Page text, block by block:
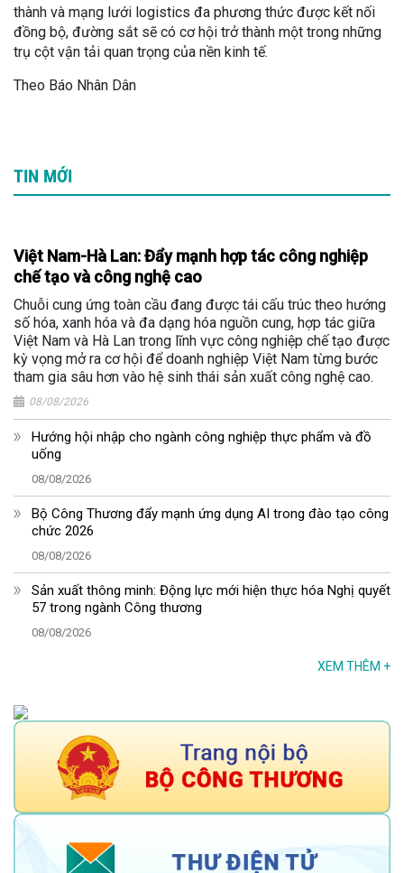
thành và mạng lưới logistics đa phương thức được kết nối
đồng bộ, đường sắt sẽ có cơ hội trở thành một trong những
trụ cột vận tải quan trọng của nền kinh tế.
Theo Báo Nhân Dân
TIN MỚI
Việt Nam-Hà Lan: Đẩy mạnh hợp tác công nghiệp
chế tạo và công nghệ cao
Chuỗi cung ứng toàn cầu đang được tái cấu trúc theo hướng
số hóa, xanh hóa và đa dạng hóa nguồn cung, hợp tác giữa
Việt Nam và Hà Lan trong lĩnh vực công nghiệp chế tạo được
kỳ vọng mở ra cơ hội để doanh nghiệp Việt Nam từng bước
tham gia sâu hơn vào hệ sinh thái sản xuất công nghệ cao.
08/08/2026
Hướng hội nhập cho ngành công nghiệp thực phẩm và đồ
uống
08/08/2026
Bộ Công Thương đẩy mạnh ứng dụng AI trong đào tạo công
chức 2026
08/08/2026
Sản xuất thông minh: Động lực mới hiện thực hóa Nghị quyết
57 trong ngành Công thương
08/08/2026
XEM THÊM +